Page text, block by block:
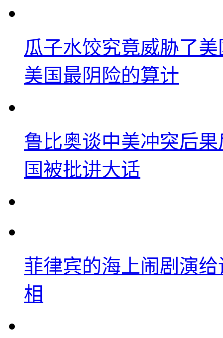
瓜子水饺究竟威胁了
美国最阴险的算计
鲁比奥谈中美冲突后
国被批讲大话
菲律宾的海上闹剧演
相